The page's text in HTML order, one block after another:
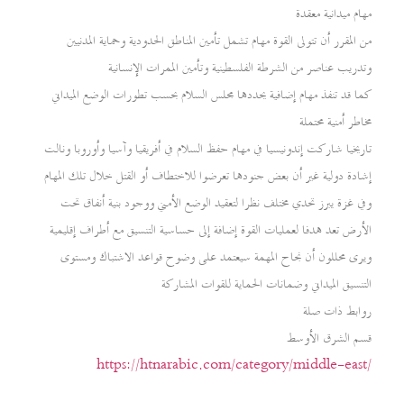
مهام ميدانية معقدة
من المقرر أن تتولى القوة مهام تشمل تأمين المناطق الحدودية وحماية المدنيين
وتدريب عناصر من الشرطة الفلسطينية وتأمين الممرات الإنسانية
كما قد تنفذ مهام إضافية يحددها مجلس السلام بحسب تطورات الوضع الميداني
مخاطر أمنية محتملة
تاريخيا شاركت إندونيسيا في مهام حفظ السلام في أفريقيا وآسيا وأوروبا ونالت
إشادة دولية غير أن بعض جنودها تعرضوا للاختطاف أو القتل خلال تلك المهام
وفي غزة يبرز تحدي مختلف نظرا لتعقيد الوضع الأمني ووجود بنية أنفاق تحت
الأرض تعد هدفا لعمليات القوة إضافة إلى حساسية التنسيق مع أطراف إقليمية
ويرى محللون أن نجاح المهمة سيعتمد على وضوح قواعد الاشتباك ومستوى
التنسيق الميداني وضمانات الحماية للقوات المشاركة
روابط ذات صلة
قسم الشرق الأوسط
https://htnarabic.com/category/middle-east/